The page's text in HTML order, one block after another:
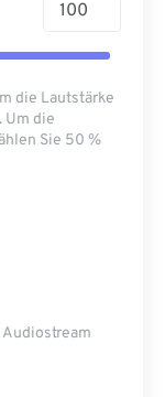
die Lautstärke
Um die
Sie 50 %